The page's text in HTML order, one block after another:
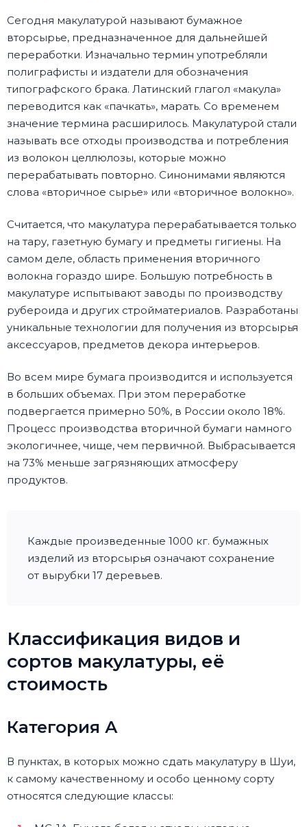
Сегодня макулатурой называют бумажное
вторсырье, предназначенное для дальнейшей
переработки. Изначально термин употребляли
полиграфисты и издатели для обозначения
типографского брака. Латинский глагол «макула»
переводится как «пачкать», марать. Со временем
значение термина расширилось. Макулатурой стали
называть все отходы производства и потребления
из волокон целлюлозы, которые можно
перерабатывать повторно. Синонимами являются
слова «вторичное сырье» или «вторичное волокно».
Считается, что макулатура перерабатывается только
на тару, газетную бумагу и предметы гигиены. На
самом деле, область применения вторичного
волокна гораздо шире. Большую потребность в
макулатуре испытывают заводы по производству
рубероида и других стройматериалов. Разработаны
уникальные технологии для получения из вторсырья
аксессуаров, предметов декора интерьеров.
Во всем мире бумага производится и используется
в больших объемах. При этом переработке
подвергается примерно 50%, в России около 18%.
Процесс производства вторичной бумаги намного
экологичнее, чище, чем первичной. Выбрасывается
на 73% меньше загрязняющих атмосферу
продуктов.
Каждые произведенные 1000 кг. бумажных
изделий из вторсырья означают сохранение
от вырубки 17 деревьев.
Классификация видов и
сортов макулатуры, её
стоимость
Категория А
В пунктах, в которых можно сдать макулатуру в Шуи,
к самому качественному и особо ценному сорту
относятся следующие классы: